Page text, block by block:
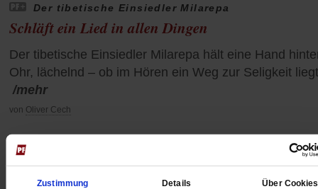
Zustimmung Details Über Cookies
Der tibetische Einsiedler Milarepa
Schläft ein Lied in allen Dingen
Der tibetische Einsiedler Milarepa hält eine Hand
Ohr, lächelnd – ob im Hören ein Weg zur Seligkeit
/mehr
von Oliver Cech